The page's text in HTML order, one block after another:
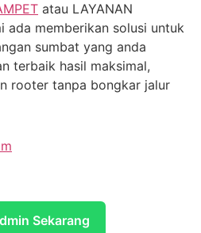
atau LAYANAN
ada memberikan solusi untuk
sumbat yang anda
terbaik hasil maksimal,
rooter tanpa bongkar jalur
Sekarang